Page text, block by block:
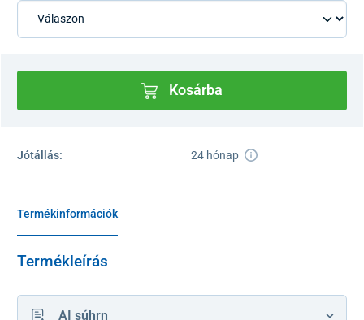
Kosárba
Jótállás: 24 hónap
Termékinformációk
Termékleírás
AI súhrn